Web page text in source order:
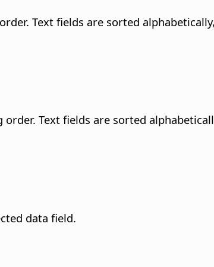
Text fields are sorted
order. Text fields are sorted
data field.